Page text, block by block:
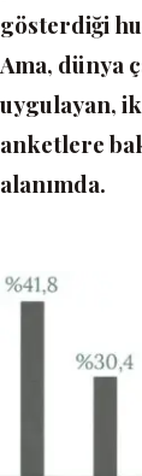
gösterdiği
Ama, dünya
uygulayan,
anketlere
alanımda.